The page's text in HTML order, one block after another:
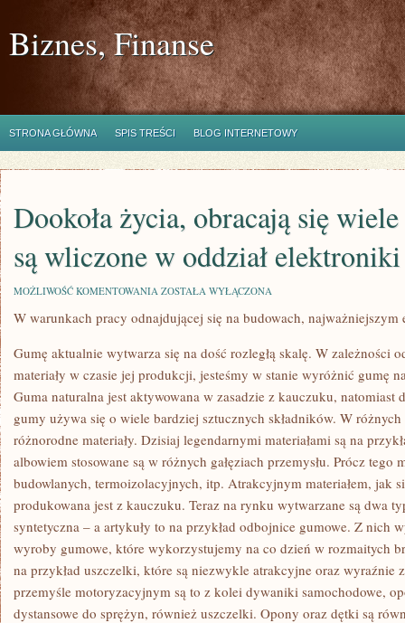
Biznes, Finanse
STRONA GŁÓWNA SPIS TREŚCI BLOG INTERNETOWY
Dookoła życia, obracają się
są wliczone w oddział elektroniki
MOŻLIWOŚĆ KOMENTOWANIA DOOKOŁA
OBRACAJĄ
SIĘ
URZĄDZEŃ,
JAKIE
WLICZONE
ODDZIAŁ
ELEKTRONIKI
ZOSTAŁA WYŁĄCZONA
W warunkach pracy odnajdującej się na budowach,
Gumę aktualnie wytwarza się na dość rozległą skalę. W zależności
materiały w czasie jej produkcji, jesteśmy w stanie wyróżnić gumę
Guma naturalna jest aktywowana w zasadzie z kauczuku,
gumy używa się o wiele bardziej sztucznych składników. W
różnorodne materiały. Dzisiaj legendarnymi materiałami są na
albowiem stosowane są w różnych gałęziach przemysłu. Prócz tego
budowlanych, termoizolacyjnych, itp. Atrakcyjnym materiałem, jak
produkowana jest z kauczuku. Teraz na rynku wytwarzane są dwa
syntetyczna – a artykuły to na przykład odbojnice gumowe. Z nich
wyroby gumowe, które wykorzystujemy na co dzień w rozmaitych
na przykład uszczelki, które są niezwykle atrakcyjne oraz wyraźnie
przemyśle motoryzacyjnym są to z kolei dywaniki samochodowe,
dystansowe do sprężyn, również uszczelki. Opony oraz dętki są